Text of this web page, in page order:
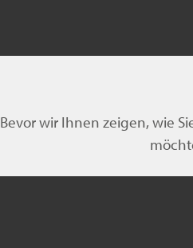
Bevor wir Ihnen zeigen, wie